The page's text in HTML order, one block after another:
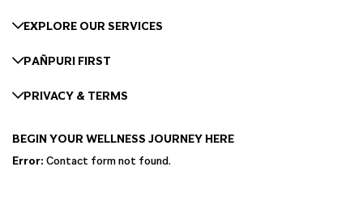
EXPLORE OUR SERVICES
PAÑPURI FIRST
PRIVACY & TERMS
BEGIN YOUR WELLNESS JOURNEY HERE
Error:Contact form not found.